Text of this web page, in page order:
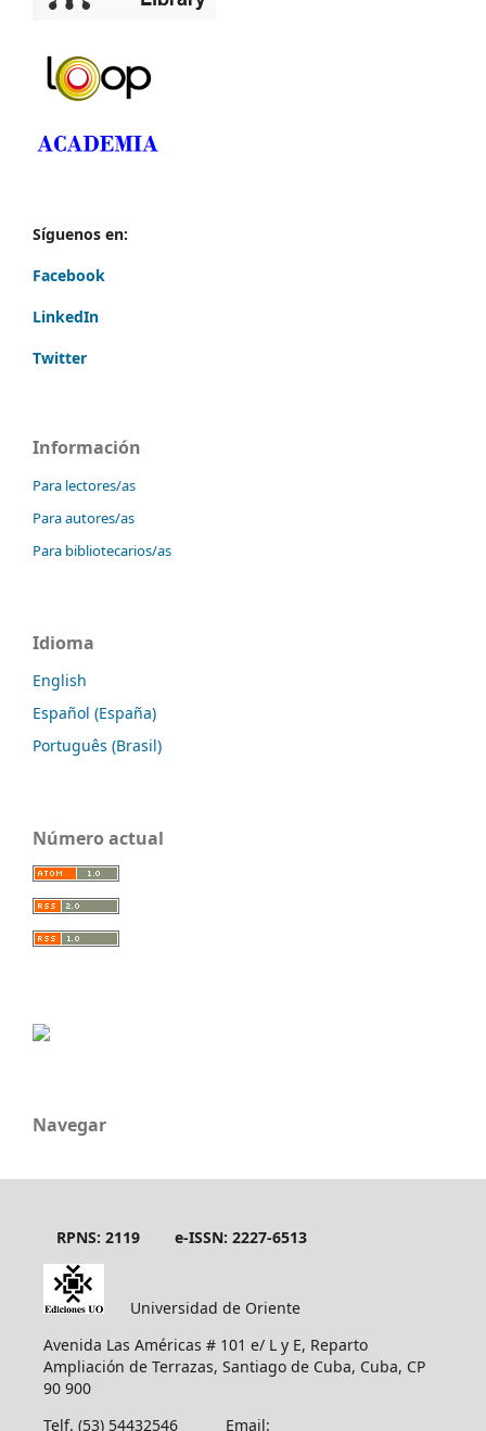
Síguenos en:
Facebook
LinkedIn
Twitter
Información
Para lectores/as
Para autores/as
Para bibliotecarios/as
Idioma
English
Español (España)
Português (Brasil)
Número actual
Navegar
RPNS: 2119 e-ISSN: 2227-6513
Universidad de Oriente
Avenida Las Américas # 101 e/ L y E, Reparto
Ampliación de Terrazas, Santiago de Cuba, Cuba, CP
90 900
Telf. (53) 54432546 Email: